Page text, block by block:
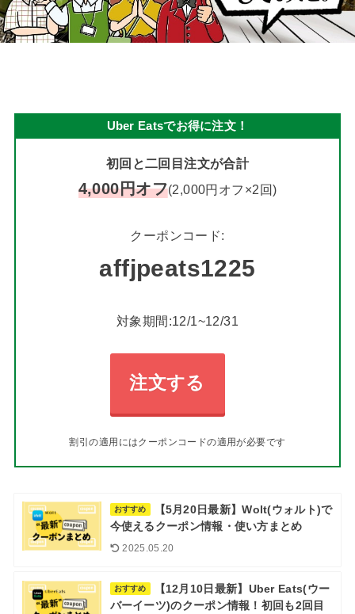
Uber Eatsでお得に注文！
初回と二回目注文が合計
4,000円オフ(2,000円オフ×2回)
クーポンコード:
affjpeats1225
対象期間:12/1~12/31
注文する
割引の適用にはクーポンコードの適用が必要です
おすすめ
【5月20日最新】Wolt(ウォルト)で
今使えるクーポン情報・使い方まとめ
2025.05.20
おすすめ
【12月10日最新】Uber Eats(ウー
バーイーツ)のクーポン情報！初回も2回目